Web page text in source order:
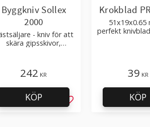
Byggkniv Sollex
2000
- kniv för att
skära gipsskivor,
242 KR
Lägg till i favoriter
KÖP
Krokblad
51x19x0.65
perfekt
39 KR
KÖP